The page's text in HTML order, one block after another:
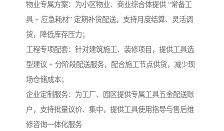
物业专属方案：为小区物业、商业综合体提供 “常备工
具 + 应急耗材” 定期补货配送，支持月度结算、灵活调
货，降低库存压力；​
工程专项配套：针对建筑施工、装修项目，提供工具选
型建议 + 分阶段配送服务，配合施工节点供货，减少现
场仓储成本；​
企业定制服务：为工厂、园区提供专属工具五金配送账
户，支持批量议价、集中，提供工具使用指导与售后维
修咨询一体化服务